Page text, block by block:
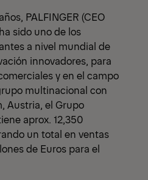
PALFINGER (CEO
sido uno de los
a nivel mundial de
innovadores, para
y en el campo
multinacional con
Austria, el Grupo
aprox. 12,350
un total en ventas
de Euros para el